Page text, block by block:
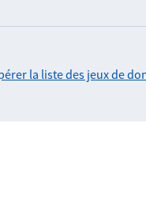
la liste des jeux de